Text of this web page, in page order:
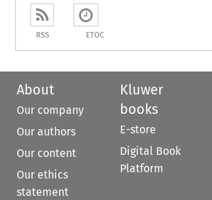
RSS ETOC
About
Our company
Our authors
Our content
Our ethics
statement
Kluwer
books
E-store
Digital Book
Platform